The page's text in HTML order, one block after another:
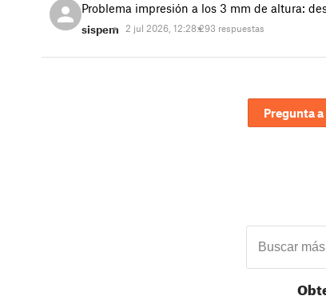
Problema impresión a los 3 mm de altura:
sispem 2 jul 2026, 12:28:293 respuestas
Pregunta